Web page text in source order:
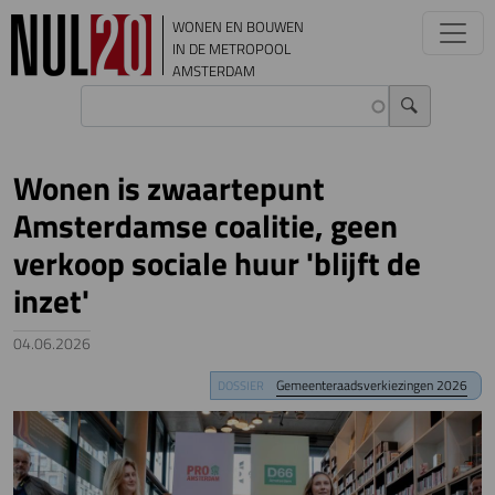
Overslaan en naar de inhoud gaan
WONEN EN BOUWEN
IN DE METROPOOL
AMSTERDAM
Wonen is zwaartepunt
Amsterdamse coalitie, geen
verkoop sociale huur 'blijft de
inzet'
04.06.2026
DOSSIER Gemeenteraadsverkiezingen 2026